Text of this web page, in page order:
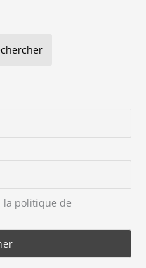
la politique de